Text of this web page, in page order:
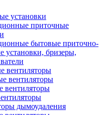
установки
приточные
бытовые приточно-
установки, бризеры,
вентиляторы
вентиляторы
дымоудаления